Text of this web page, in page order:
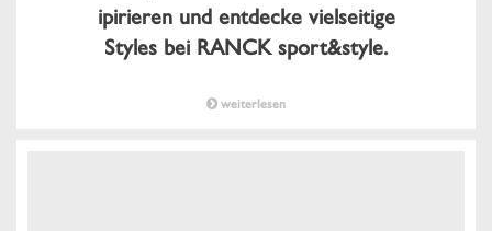
ipirieren und entdecke vielseitige
Styles bei RANCK sport&style.
weiterlesen